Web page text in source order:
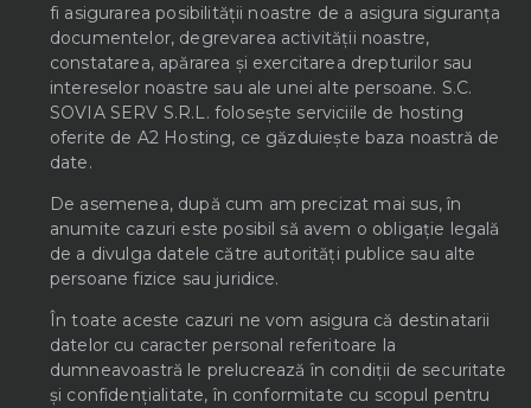
fi asigurarea posibilității noastre de a asigura siguranța
documentelor, degrevarea activității noastre,
constatarea, apărarea și exercitarea drepturilor sau
intereselor noastre sau ale unei alte persoane. S.C.
SOVIA SERV S.R.L. folosește serviciile de hosting
oferite de A2 Hosting, ce găzduiește baza noastră de
date.
De asemenea, după cum am precizat mai sus, în
anumite cazuri este posibil să avem o obligație legală
de a divulga datele către autorități publice sau alte
persoane fizice sau juridice.
În toate aceste cazuri ne vom asigura că destinatarii
datelor cu caracter personal referitoare la
dumneavoastră le prelucrează în condiții de securitate
și confidențialitate, în conformitate cu scopul pentru